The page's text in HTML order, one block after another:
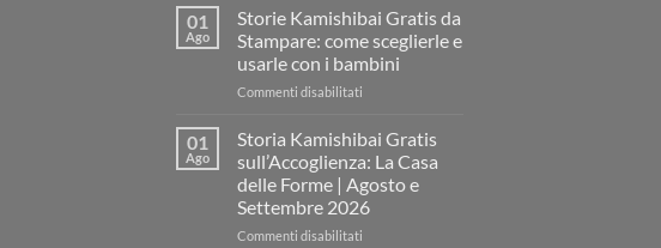
spazio”
senza
fare
una
Kamishibai
per
la
Giorni
di
Attività
01
Ago
Storie Kamishibai Gratis da
Stampare: come sceglierle e
usarle con i bambini
Commenti disabilitati
Kamishibai
da
Stampare:
come
01
Ago
Storia Kamishibai Gratis
sull’Accoglienza: La Casa
delle Forme | Agosto e
Settembre 2026
Commenti disabilitati